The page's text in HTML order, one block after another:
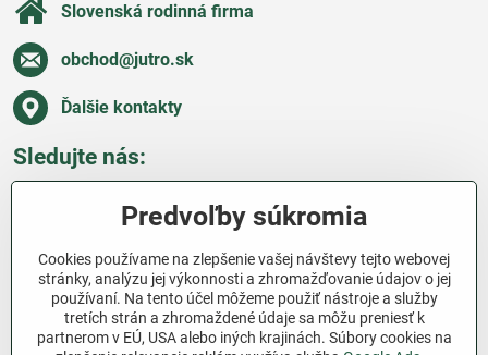
Slovenská rodinná firma
obchod​@jutro​.sk
Ďalšie kontakty
Sledujte nás:
Všetko o nákupe
Ďakujeme za podporu
Predvoľby súkromia
Cookies používame na zlepšenie vašej návštevy tejto webovej
stránky, analýzu jej výkonnosti a zhromažďovanie údajov o jej
používaní. Na tento účel môžeme použiť nástroje a služby
tretích strán a zhromaždené údaje sa môžu preniesť k
partnerom v EÚ, USA alebo iných krajinách. Súbory cookies na